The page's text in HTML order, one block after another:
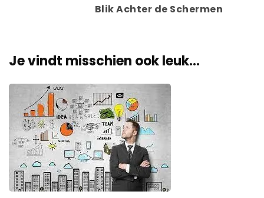
Blik Achter de Schermen
Je vindt misschien ook leuk...